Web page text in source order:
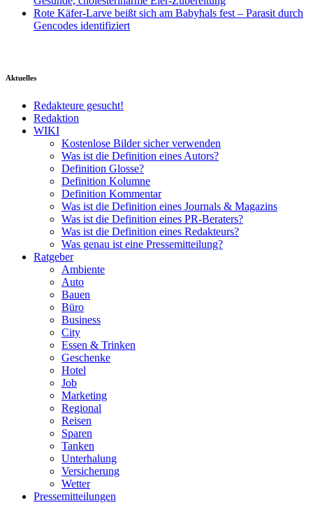
Rote Käfer-Larve beißt sich am Babyhals fest – Parasit durch
Gencodes identifiziert
Aktuelles
Redakteure gesucht!
Redaktion
WIKI
Kostenlose Bilder sicher verwenden
Was ist die Definition eines Autors?
Definition Glosse?
Definition Kolumne
Definition Kommentar
Was ist die Definition eines Journals & Magazins
Was ist die Definition eines PR-Beraters?
Was ist die Definition eines Redakteurs?
Was genau ist eine Pressemitteilung?
Ratgeber
Ambiente
Auto
Bauen
Büro
Business
City
Essen & Trinken
Geschenke
Hotel
Job
Marketing
Regional
Reisen
Sparen
Tanken
Unterhalung
Versicherung
Wetter
Pressemitteilungen